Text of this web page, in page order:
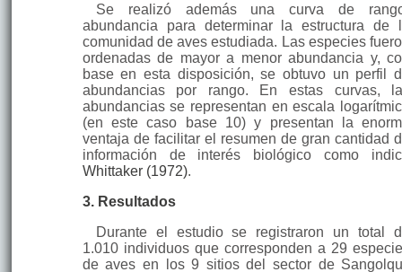
Se realizó además una curva de
abundancia para determinar la estructura de
comunidad de aves estudiada. Las especies
ordenadas de mayor a menor abundancia y,
base en esta disposición, se obtuvo un perfil
abundancias por rango. En estas curvas,
abundancias se representan en escala
(en este caso base 10) y presentan la
ventaja de facilitar el resumen de gran cantidad
información de interés biológico como
Whittaker (1972).
3. Resultados
Durante el estudio se registraron un total
1.010 individuos que corresponden a 29
de aves en los 9 sitios del sector de